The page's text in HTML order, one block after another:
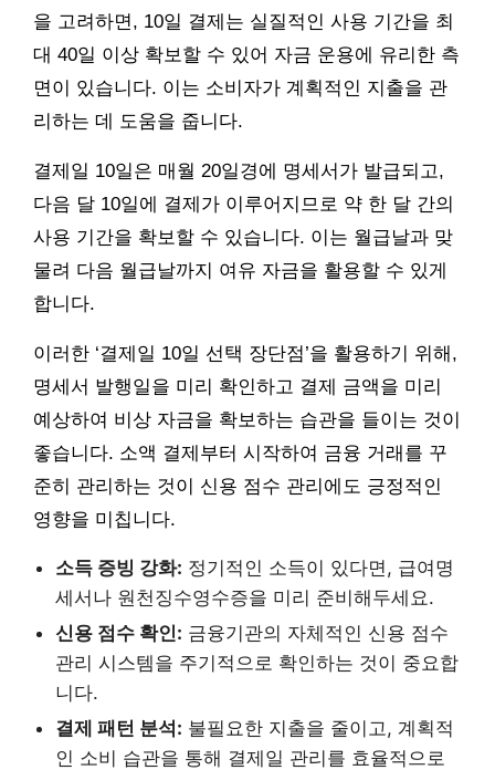
을 고려하면, 10일 결제는 실질적인 사용 기간을 최
대 40일 이상 확보할 수 있어 자금 운용에 유리한 측
면이 있습니다. 이는 소비자가 계획적인 지출을 관
리하는 데 도움을 줍니다.
결제일 10일은 매월 20일경에 명세서가 발급되고,
다음 달 10일에 결제가 이루어지므로 약 한 달 간의
사용 기간을 확보할 수 있습니다. 이는 월급날과 맞
물려 다음 월급날까지 여유 자금을 활용할 수 있게
합니다.
이러한 ‘결제일 10일 선택 장단점’을 활용하기 위해,
명세서 발행일을 미리 확인하고 결제 금액을 미리
예상하여 비상 자금을 확보하는 습관을 들이는 것이
좋습니다. 소액 결제부터 시작하여 금융 거래를 꾸
준히 관리하는 것이 신용 점수 관리에도 긍정적인
영향을 미칩니다.
소득 증빙 강화: 정기적인 소득이 있다면, 급여명
세서나 원천징수영수증을 미리 준비해두세요.
신용 점수 확인: 금융기관의 자체적인 신용 점수
관리 시스템을 주기적으로 확인하는 것이 중요합
니다.
결제 패턴 분석: 불필요한 지출을 줄이고, 계획적
인 소비 습관을 통해 결제일 관리를 효율적으로